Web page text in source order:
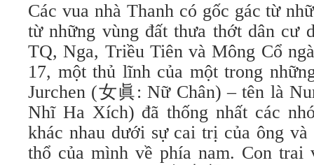
Các vua nhà Thanh có gốc gác từ
từ những vùng đất thưa thớt dân cư
TQ, Nga, Triều Tiên và Mông Cổ
17, một thủ lĩnh của một trong
Jurchen (女眞: Nữ Chân) – tên là
Nhĩ Ha Xích) đã thống nhất các
khác nhau dưới sự cai trị của ông
thổ của mình về phía nam. Con